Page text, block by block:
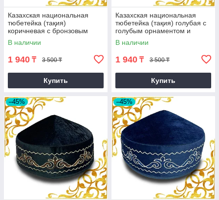
Казахская национальная
тюбетейка (тақия)
коричневая с бронзовым
узором
В наличии
1 940 ₸ 3 500 ₸
Купить
Казахская национальная
тюбетейка (тақия) голубая с
голубым орнаментом и
белой строчкой (3)
В наличии
1 940 ₸ 3 500 ₸
Купить
–45% –45%